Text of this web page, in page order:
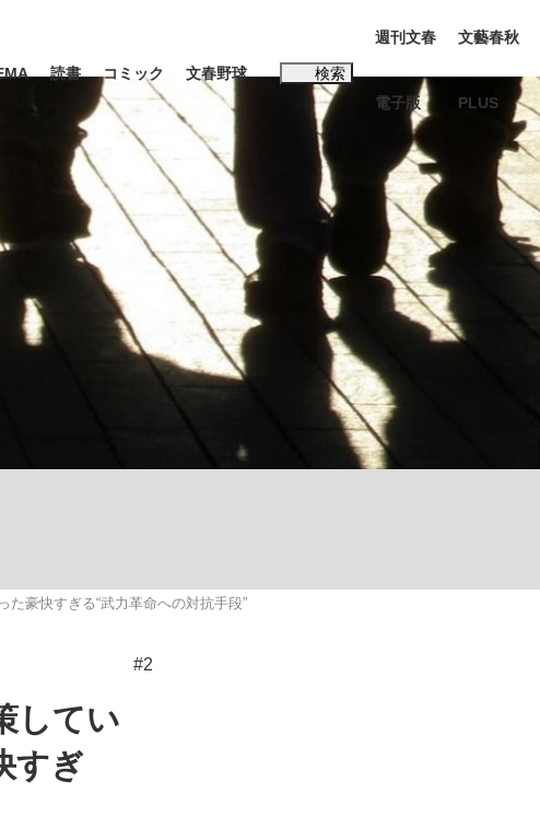
インタビュー
解散」WBC日本代表“敗戦”の真実 選手が明かす...
、読む将棋
読書 コミック 文春野球 検索
有紀
#松田聖子
週刊文春
電子版
文藝春秋
PLUS
豪快すぎる“武力革命への対抗手段”
#2
してい
すぎ